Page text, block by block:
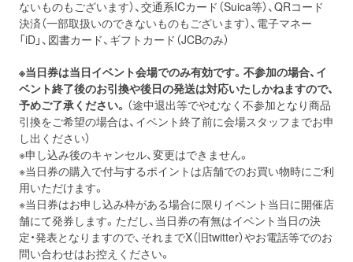
ないものもございます）、交通系ICカード（Suica等）、QRコード
決済（一部取扱いのできないものもございます）、電子マネー
「iD」、図書カード、ギフトカード（JCBのみ）
※当日券は当日イベント会場でのみ有効です。不参加の場合、イ
ベント終了後のお引換や後日の発送は対応いたしかねますので、
予めご了承ください。 （途中退出等でやむなく不参加となり商品
引換をご希望の場合は、イベント終了前に会場スタッフまでお申
し出ください）
※申し込み後のキャンセル、変更はできません。
※当日券の購入で付与するポイントは店舗でのお買い物時にご利
用いただけます。
※当日券はお申し込み枠がある場合に限りイベント当日に開催店
舗にて発券します。ただし、当日券の有無はイベント当日の決
定・発表となりますので、それまでX（旧twitter）やお電話等でのお
問い合わせはお控えください。